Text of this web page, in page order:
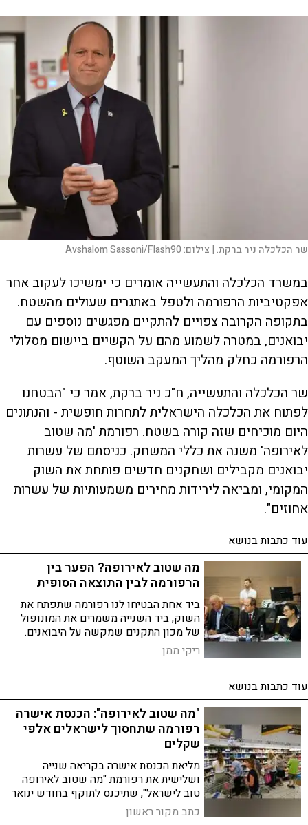
שר הכלכלה ניר ברקת. | צילום:Avshalom Sassoni/Flash90
במשרד הכלכלה והתעשייה אומרים כי ימשיכו לעקוב אחר
אפקטיביות הרפורמה ולטפל באתגרים שעולים מהשטח.
בתקופה הקרובה צפויים להתקיים מפגשים נוספים עם
יבואנים, במטרה לשמוע מהם על הקשיים ביישום מסלולי
הרפורמה כחלק מהליך המעקב השוטף.
שר הכלכלה והתעשייה, ח"כ ניר ברקת, אמר כי "הבטחנו
לפתוח את הכלכלה הישראלית לתחרות חופשית - והנתונים
היום מוכיחים שזה קורה בשטח. רפורמת 'מה שטוב
לאירופה' משנה את כללי המשחק. כניסתם של עשרות
יבואנים מקבילים ושחקנים חדשים פותחת את השוק
המקומי, ומביאה לירידות מחירים משמעותיות של עשרות
אחוזים".
עוד כתבות בנושא
מה שטוב לאירופה? הפער בין
הרפורמה לבין התוצאה הסופית
ביד אחת הבטיחו לנו רפורמה שתפתח את
השוק, ביד השנייה משמרים את המונופול
של מכון התקנים שמקשה על היבואנים.
וגם: סרבנות היא סרבנות, לא משנה מאיזה
צד
ריקי ממן
עוד כתבות בנושא
"מה שטוב לאירופה": הכנסת אישרה
רפורמה שתחסוך לישראלים אלפי
שקלים
מליאת הכנסת אישרה בקריאה שנייה
ושלישית את רפורמת "מה שטוב לאירופה
טוב לישראל", שתיכנס לתוקף בחודש ינואר
הקרוב. שר הכלכלה ברקת: ״יום היסטורי, זו
המהפכה הכלכלית הגדולה מזה 40 שנה״
כתב מקור ראשון